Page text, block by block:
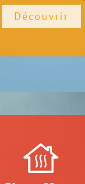
Découvrir